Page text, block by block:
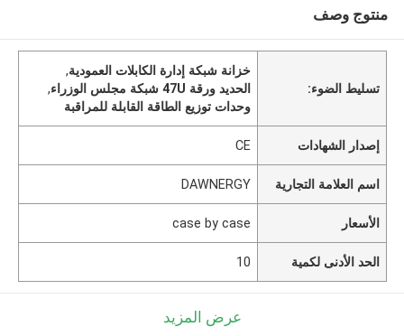
منتوج وصف
تسليط الضوء:
خزانة شبكة إدارة الكابلات العمودية,
الحديد ورقة 47U شبكة مجلس الوزراء
,
وحدات توزيع الطاقة القابلة للمراقبة
إصدار الشهادات CE
اسم العلامة التجارية DAWNERGY
الأسعار case by case
الحد الأدنى لكمية 10
عرض المزيد